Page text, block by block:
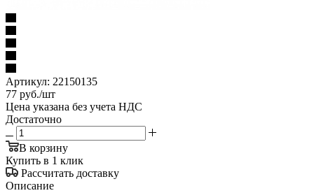
Артикул: 22150135
77 руб./шт
Цена указана без учета НДС
Достаточно
В корзину
Купить в 1 клик
Рассчитать доставку
Описание